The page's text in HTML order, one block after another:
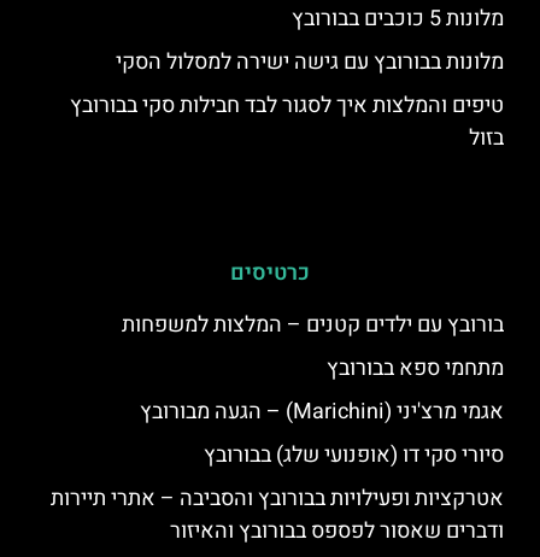
מלונות 5 כוכבים בבורובץ
מלונות בבורובץ עם גישה ישירה למסלול הסקי
טיפים והמלצות איך לסגור לבד חבילות סקי בבורובץ
בזול
כרטיסים
בורובץ עם ילדים קטנים – המלצות למשפחות
מתחמי ספא בבורובץ
אגמי מרצ'יני (Marichini) – הגעה מבורובץ
סיורי סקי דו (אופנועי שלג) בבורובץ
אטרקציות ופעילויות בבורובץ והסביבה – אתרי תיירות
ודברים שאסור לפספס בבורובץ והאיזור